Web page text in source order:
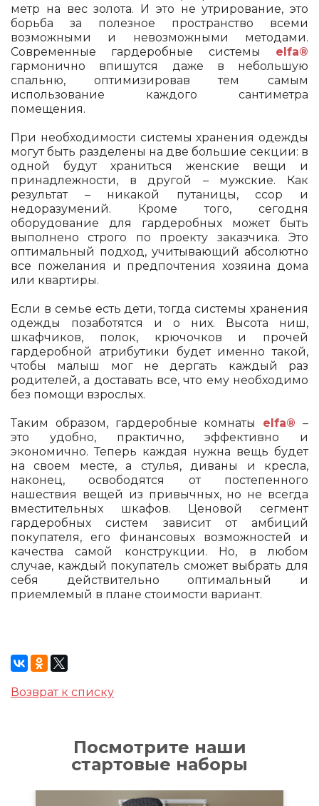
метр на вес золота. И это не утрирование, это
борьба за полезное пространство всеми
возможными и невозможными методами.
Современные гардеробные системы elfa®
гармонично впишутся даже в небольшую
спальню, оптимизировав тем самым
использование каждого сантиметра
помещения.
При необходимости системы хранения одежды
могут быть разделены на две большие секции: в
одной будут храниться женские вещи и
принадлежности, в другой – мужские. Как
результат – никакой путаницы, ссор и
недоразумений. Кроме того, сегодня
оборудование для гардеробных может быть
выполнено строго по проекту заказчика. Это
оптимальный подход, учитывающий абсолютно
все пожелания и предпочтения хозяина дома
или квартиры.
Если в семье есть дети, тогда системы хранения
одежды позаботятся и о них. Высота ниш,
шкафчиков, полок, крючочков и прочей
гардеробной атрибутики будет именно такой,
чтобы малыш мог не дергать каждый раз
родителей, а доставать все, что ему необходимо
без помощи взрослых.
Таким образом, гардеробные комнаты elfa® –
это удобно, практично, эффективно и
экономично. Теперь каждая нужна вещь будет
на своем месте, а стулья, диваны и кресла,
наконец, освободятся от постепенного
нашествия вещей из привычных, но не всегда
вместительных шкафов. Ценовой сегмент
гардеробных систем зависит от амбиций
покупателя, его финансовых возможностей и
качества самой конструкции. Но, в любом
случае, каждый покупатель сможет выбрать для
себя действительно оптимальный и
приемлемый в плане стоимости вариант.
Возврат к списку
Посмотрите наши
стартовые наборы